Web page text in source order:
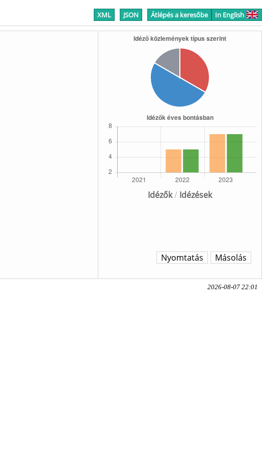
XML JSON Átlépés a keresőbe In English
Idézők/ Idézések
Másolás
Nyomtatás
2026-08-07 22:01